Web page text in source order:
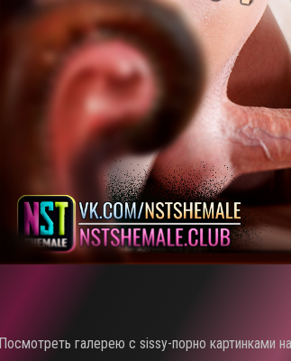
Посмотреть галерею c sissy-порно картинками